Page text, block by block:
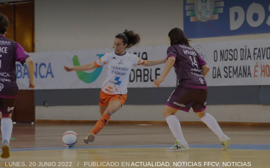
LUNES, 20 JUNIO 2022 / PUBLICADO ENACTUALIDAD, NOTICIAS FFCV, NOTICIAS